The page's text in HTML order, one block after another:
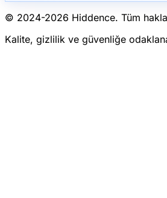
© 2024-2026 Hiddence. Tüm
Kalite, gizlilik ve güvenliğe